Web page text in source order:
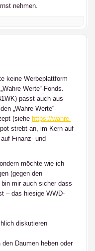
nehmen.
keine Werbeplattform
Werte“-Fonds.
passt auch aus
„Wahre Werte“-
(siehe https://wahre-
strebt an, im Kern auf
Finanz- und
möchte wie ich
(gegen den
mir auch sicher dass
– das hiesige WWD-
diskutieren
Daumen heben oder